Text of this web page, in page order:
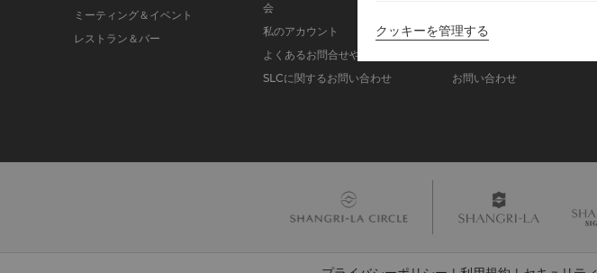
ミーティング＆イベント
レストラン＆バー
会
私のアカウント
よくあるお問合せや質問
SLCに関するお問い合わせ
シャングリ・ラ センター
お問い合わせ
クッキーを管理する